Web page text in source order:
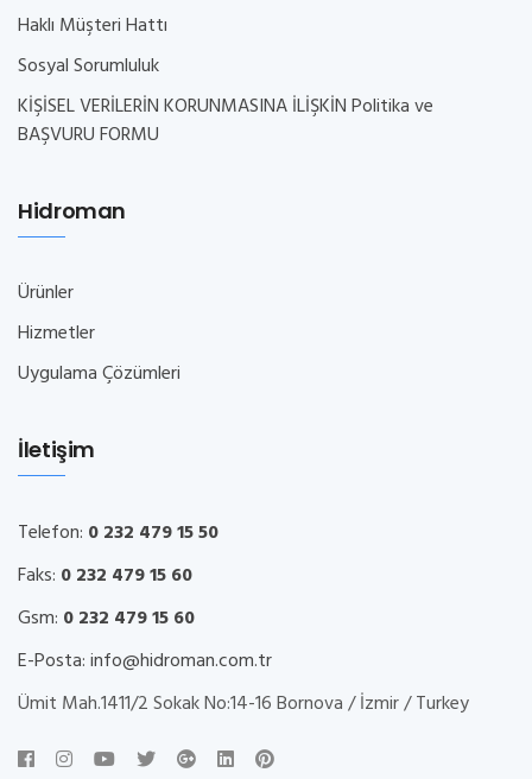
Haklı Müşteri Hattı
Sosyal Sorumluluk
KİŞİSEL VERİLERİN KORUNMASINA İLİŞKİN Politika ve
BAŞVURU FORMU
Hidroman
Ürünler
Hizmetler
Uygulama Çözümleri
İletişim
Telefon: 0 232 479 15 50
Faks: 0 232 479 15 60
Gsm: 0 232 479 15 60
E-Posta:info@hidroman.com.tr
Ümit Mah.1411/2 Sokak No:14-16 Bornova / İzmir / Turkey